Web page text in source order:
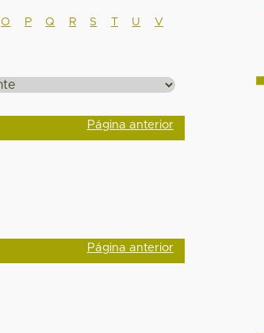
O P Q R S T U
V
Página anterior
Página anterior